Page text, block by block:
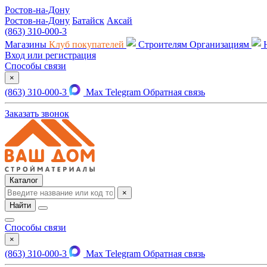
Ростов-на-Дону
Ростов-на-Дону Батайск Аксай
(863) 310-000-3
Магазины Клуб покупателей Строителям Организациям
Вход или регистрация
Способы связи
×
(863) 310-000-3 Max Telegram Обратная связь
Заказать звонок
Каталог
×
Найти
Способы связи
×
(863) 310-000-3 Max Telegram Обратная связь